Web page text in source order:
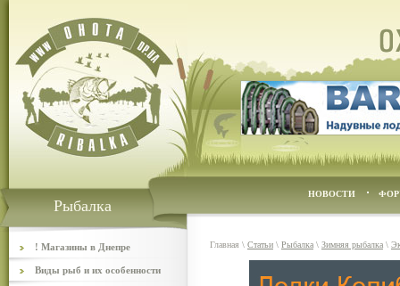
Рыбалка
НОВОСТИ
! Магазины в Днепре
Виды рыб и их особенности
Главная \ Статьи \ Рыбалка \ Зимняя рыбалка \